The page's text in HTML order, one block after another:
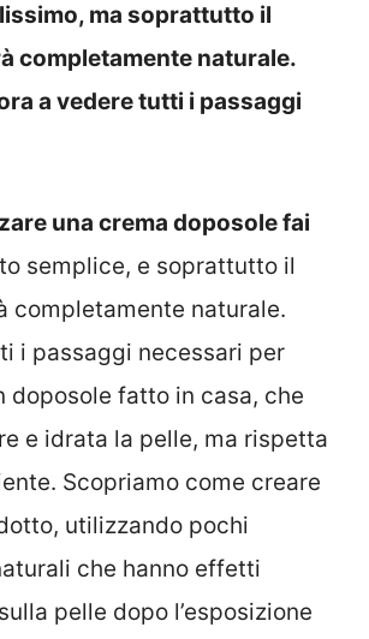
ma soprattutto il
completamente naturale.
a vedere tutti i passaggi
una crema doposole fai
semplice, e soprattutto il
completamente naturale.
i passaggi necessari per
doposole fatto in casa, che
e idrata la pelle, ma rispetta
Scopriamo come creare
utilizzando pochi
che hanno effetti
pelle dopo l’esposizione